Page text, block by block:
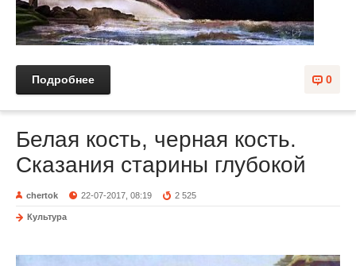
0
Подробнее
Белая кость, черная кость.
Сказания старины глубокой
chertok 22-07-2017, 08:19 2 525
Культура